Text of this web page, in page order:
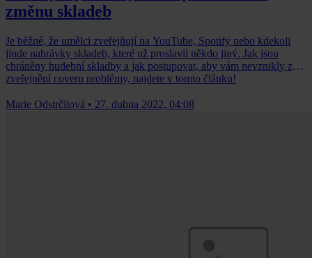
změnu skladeb
Je běžné, že umělci zveřejňují na YouTube, Spotify nebo kdekoli
jinde nahrávky skladeb, které už proslavil někdo jiný. Jak jsou
chráněny hudební skladby a jak postupovat, aby vám nevznikly ze
zveřejnění coveru problémy, najdete v tomto článku!
Marie Odstrčilová • 27. dubna 2022, 04:08